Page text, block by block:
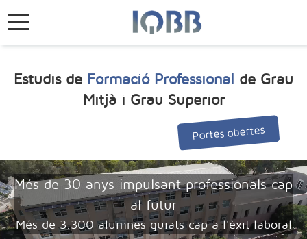
Mobile Menu Toggle
Estudis de Formació Professional de Grau
Mitjài Grau Superior
Portes obertes
Més de 30 anys impulsant professionals cap
al futur
Més de 3.300 alumnes guiats cap a l'èxit laboral